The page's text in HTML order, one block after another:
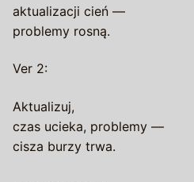
aktualizacji cień —
problemy rosną.
Ver 2:
Aktualizuj,
czas ucieka, problemy —
cisza burzy trwa.